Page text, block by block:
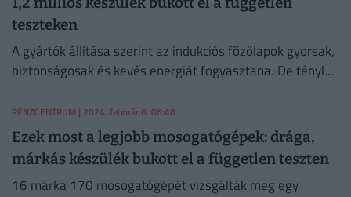
teszteken
A gyártók állítása szerint az indukciós főzőlapok gyorsak,
biztonságosak és kevés energiát fogyasztana. De tényleg
PÉNZCENTRUM | 2024. február 6. 06:48
Ezek most a legjobb mosogatógépek: drága,
márkás készülék bukott el a független teszten
16 márka 170 mosogatógépét vizsgálták meg egy